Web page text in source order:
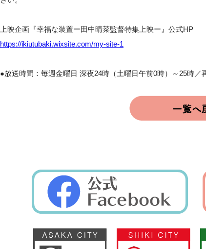
上映企画『幸福な装置ー田中晴菜監督特集上映ー』公式HP
https://ikiutubaki.wixsite.com/my-site-1
●放送時間：毎週金曜日 深夜24時（土曜日午前0時）～25時／